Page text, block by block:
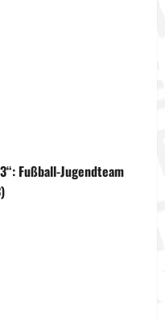
Fußball-Jugendteam